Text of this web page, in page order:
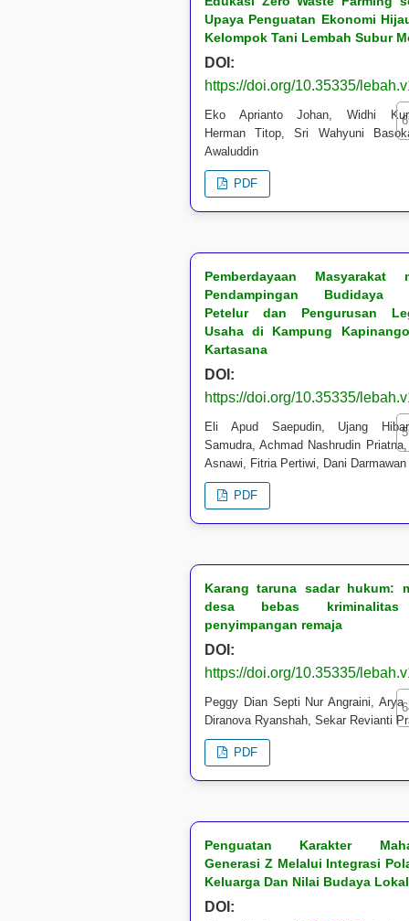
Upaya Penguatan Ekonomi
Kelompok Tani Lembah Subur
DOI:
https://doi.org/10.35335/
Eko Aprianto Johan, Widhi
Herman Titop, Sri Wahyuni
Awaluddin
PDF
Pemberdayaan Masyarakat
Pendampingan Budidaya
Petelur dan Pengurusan
Usaha di Kampung
Kartasana
DOI:
https://doi.org/10.35335/
Eli Apud Saepudin, Ujang
Samudra, Achmad Nashrudin
Asnawi, Fitria Pertiwi, Dani Darmawan
PDF
Karang taruna sadar hukum:
desa bebas
penyimpangan remaja
DOI:
https://doi.org/10.35335/
Peggy Dian Septi Nur Angraini, Arya
Diranova Ryanshah, Sekar Revianti
PDF
Penguatan Karakter
Generasi Z Melalui Integrasi
Keluarga Dan Nilai Budaya Lokal
DOI: